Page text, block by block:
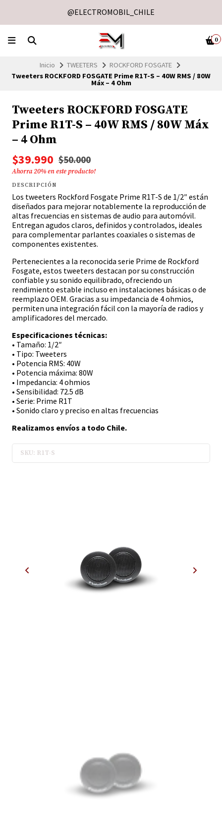
@ELECTROMOBIL_CHILE
0
Inicio TWEETERS
ROCKFORD FOSGATE
Tweeters ROCKFORD FOSGATE Prime R1T-S – 40W RMS / 80W
Máx – 4 Ohm
Tweeters ROCKFORD FOSGATE
Prime R1T-S – 40W RMS / 80W Máx
– 4 Ohm
$39.990 $50.000
Ahorra20% en este producto!
DESCRIPCIÓN
Los tweeters Rockford Fosgate Prime R1T-S de 1/2″ están
diseñados para mejorar notablemente la reproducción de
altas frecuencias en sistemas de audio para automóvil.
Entregan agudos claros, definidos y controlados, ideales
para complementar parlantes coaxiales o sistemas de
componentes existentes.
Pertenecientes a la reconocida serie Prime de Rockford
Fosgate, estos tweeters destacan por su construcción
confiable y su sonido equilibrado, ofreciendo un
rendimiento estable incluso en instalaciones básicas o de
reemplazo OEM. Gracias a su impedancia de 4 ohmios,
permiten una integración fácil con la mayoría de radios y
amplificadores del mercado.
Especificaciones técnicas:
• Tamaño: 1/2″
• Tipo: Tweeters
• Potencia RMS: 40W
• Potencia máxima: 80W
• Impedancia: 4 ohmios
• Sensibilidad: 72.5 dB
• Serie: Prime R1T
• Sonido claro y preciso en altas frecuencias
Realizamos envíos a todo Chile.
SKU: R1T-S